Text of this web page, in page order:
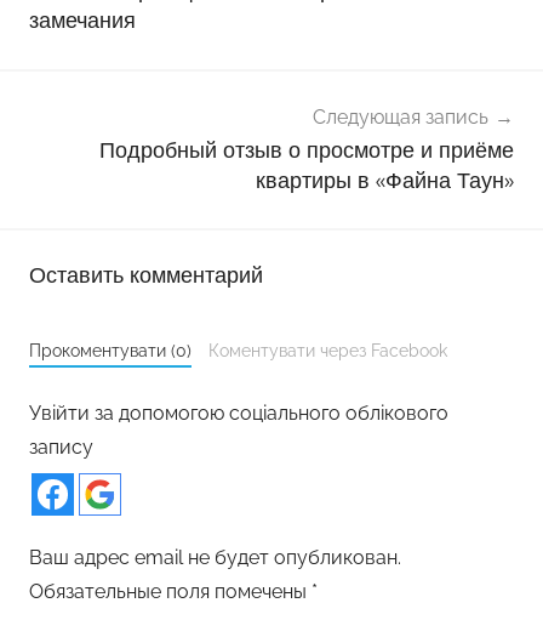
замечания
Следующая запись
Подробный отзыв о просмотре и приёме
квартиры в «Файна Таун»
Оставить комментарий
Прокоментувати (0) Коментувати через Facebook
Увійти за допомогою соціального облікового
запису
Ваш адрес email не будет опубликован.
Обязательные поля помечены *